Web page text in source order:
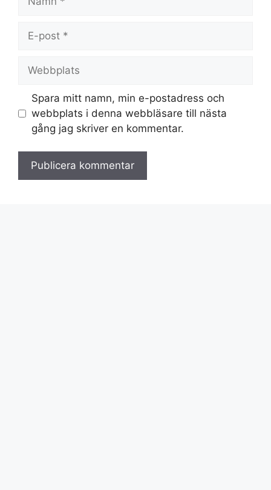
post
Spara mitt namn, min e-postadress och
webbplats i denna webbläsare till nästa
gång jag skriver en kommentar.